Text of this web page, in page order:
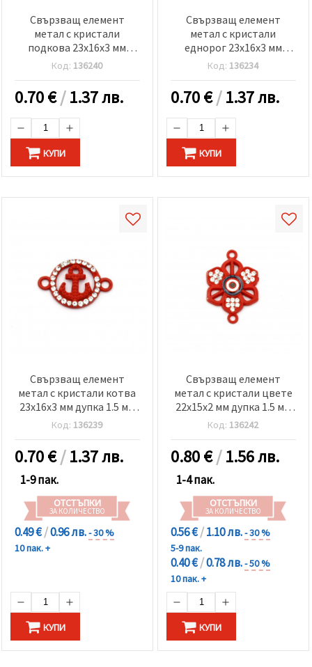
Свързващ елемент
метал с кристали
подкова 23x16x3 мм
дупка 1.5 мм червен-2
броя
Код: 136240
0.70€/1.37 лв.
КУПИ
Свързващ елемент
метал с кристали
еднорог 23x16x3 мм
дупка 1.5 мм червен-2
броя
Код: 136234
0.70€/1.37 лв.
КУПИ
Свързващ елемент
метал с кристали котва
23x16x3 мм дупка 1.5 мм
червен-2 броя
Код: 136239
0.70€/1.37 лв.
1-9 пак.
ОТСТЪПКИ
ЗА КОЛИЧЕСТВО
0.49 €/0.96 лв.- 30 %
10 пак. +
КУПИ
Свързващ елемент
метал с кристали цвете
22x15x2 мм дупка 1.5 мм
червен-2 броя
Код: 136242
0.80€/1.56 лв.
1-4 пак.
ОТСТЪПКИ
ЗА КОЛИЧЕСТВО
0.56 €/1.10 лв.- 30 %
5-9 пак.
0.40 €/0.78 лв.- 50 %
10 пак. +
КУПИ